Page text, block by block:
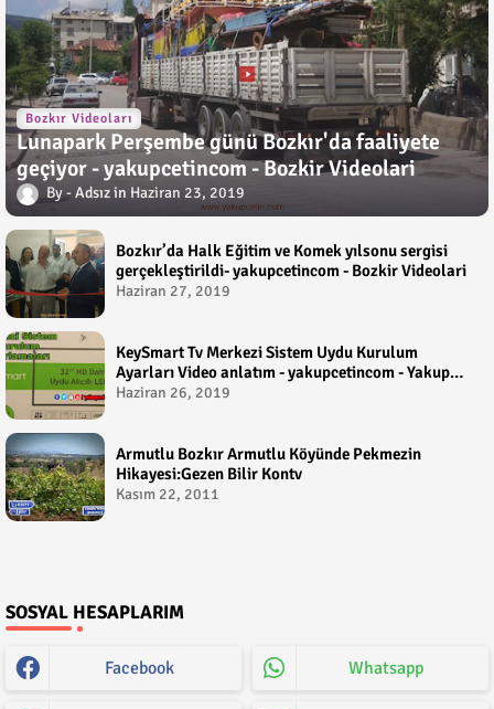
Bozkır Videoları
Lunapark Perşembe günü Bozkır'da faaliyete
geçiyor - yakupcetincom - Bozkir Videolari
Adsız Haziran 23, 2019
Bozkır’da Halk Eğitim ve Komek yılsonu sergisi
gerçekleştirildi- yakupcetincom - Bozkir Videolari
Haziran 27, 2019
KeySmart Tv Merkezi Sistem Uydu Kurulum
Ayarları Video anlatım - yakupcetincom - Yakup
Çetin
Haziran 26, 2019
Armutlu Bozkır Armutlu Köyünde Pekmezin
Hikayesi:Gezen Bilir Kontv
Kasım 22, 2011
SOSYAL HESAPLARIM
Facebook Whatsapp